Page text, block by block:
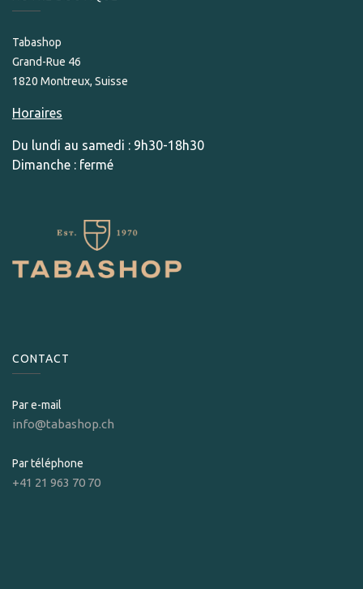
Tabashop
Grand-Rue 46
1820 Montreux, Suisse
Horaires
Du lundi au samedi : 9h30-18h30
Dimanche : fermé
CONTACT
Par e-mail
info@tabashop.ch
Par téléphone
+41 21 963 70 70